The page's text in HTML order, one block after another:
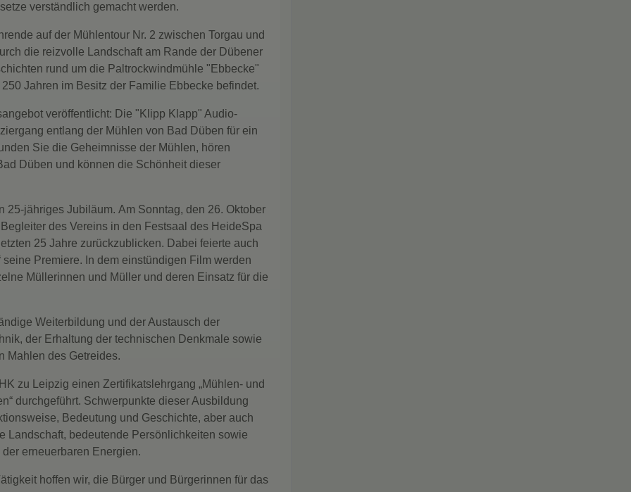
verständlich gemacht werden.
auf der Mühlentour Nr. 2 zwischen Torgau und
die reizvolle Landschaft am Rande der Dübener
rund um die Paltrockwindmühle "Ebbecke"
Jahren im Besitz der Familie Ebbecke befindet.
veröffentlicht: Die "Klipp Klapp" Audio-
entlang der Mühlen von Bad Düben für ein
Sie die Geheimnisse der Mühlen, hören
Düben und können die Schönheit dieser
25-jähriges Jubiläum. Am Sonntag, den 26. Oktober
des Vereins in den Festsaal des HeideSpa
25 Jahre zurückzublicken. Dabei feierte auch
Premiere. In dem einstündigen Film werden
Müllerinnen und Müller und deren Einsatz für die
Weiterbildung und der Austausch der
der Erhaltung der technischen Denkmale sowie
Mahlen des Getreides.
zu Leipzig einen Zertifikatslehrgang „Mühlen- und
durchgeführt. Schwerpunkte dieser Ausbildung
Bedeutung und Geschichte, aber auch
Landschaft, bedeutende Persönlichkeiten sowie
erneuerbaren Energien.
hoffen wir, die Bürger und Bürgerinnen für das